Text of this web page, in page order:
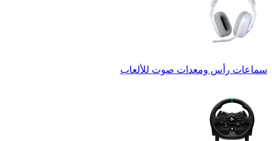
سماعات رأس ومعدات صوت للألعاب